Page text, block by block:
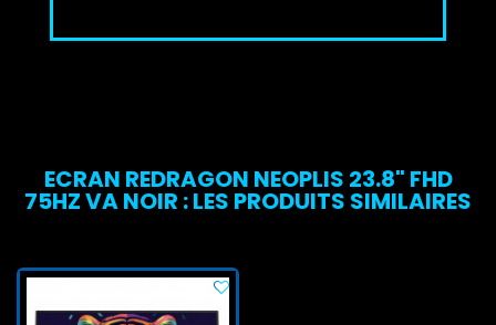
ECRAN REDRAGON NEOPLIS 23.8" FHD
75HZ VA NOIR : LES PRODUITS SIMILAIRES